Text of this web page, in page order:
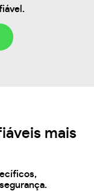
mais